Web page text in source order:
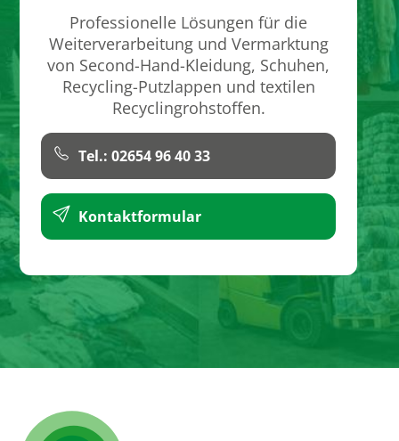
Professionelle Lösungen für die
Weiterverarbeitung und Vermarktung
von Second-Hand-Kleidung, Schuhen,
Recycling-Putzlappen und textilen
Recyclingrohstoffen.
Tel.: 02654 96 40 33
Kontaktformular